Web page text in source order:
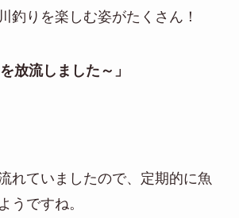
釣りを楽しむ姿がたくさん！
放流しました～」
れていましたので、定期的に魚
うですね。